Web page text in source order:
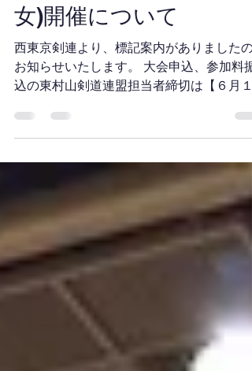
１ 〇 ２回戦 対あきる野市 ０－２ ✕
【女子】 ５位入賞 １回戦 対町田
市 ２－１ 〇 ２回戦 対多摩
市 １－２ ✕ 選手の皆さんお疲れさ
までした！
5月25日
読了時間: 1分
西東京剣道選手権大会(男
女)開催について
西東京剣連より、標記案内がありましたの
日(木)】とさせて頂きます。